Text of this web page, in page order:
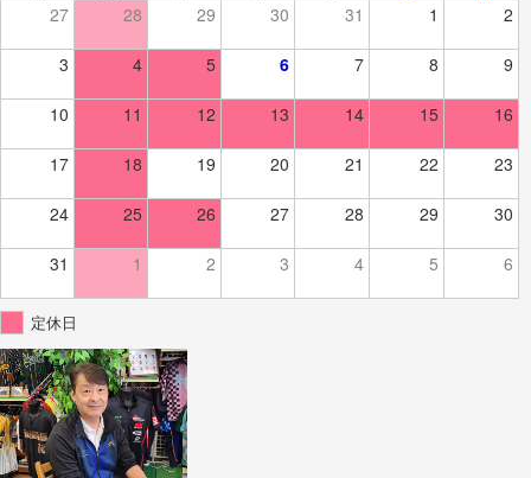
27 28 29 30 31 1 2
3 4 5 6 7 8 9
10 11 12 13 14 15 16
17 18 19 20 21 22 23
24 25 26 27 28 29 30
31 1 2 3 4 5 6
定休日